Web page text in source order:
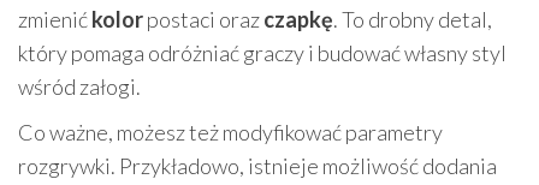
zmienićkolorpostaci orazczapkę. To drobny detal,
który pomaga odróżniać graczy i budować własny styl
wśród załogi.
Co ważne, możesz też modyfikować parametry
rozgrywki. Przykładowo, istnieje możliwość dodania